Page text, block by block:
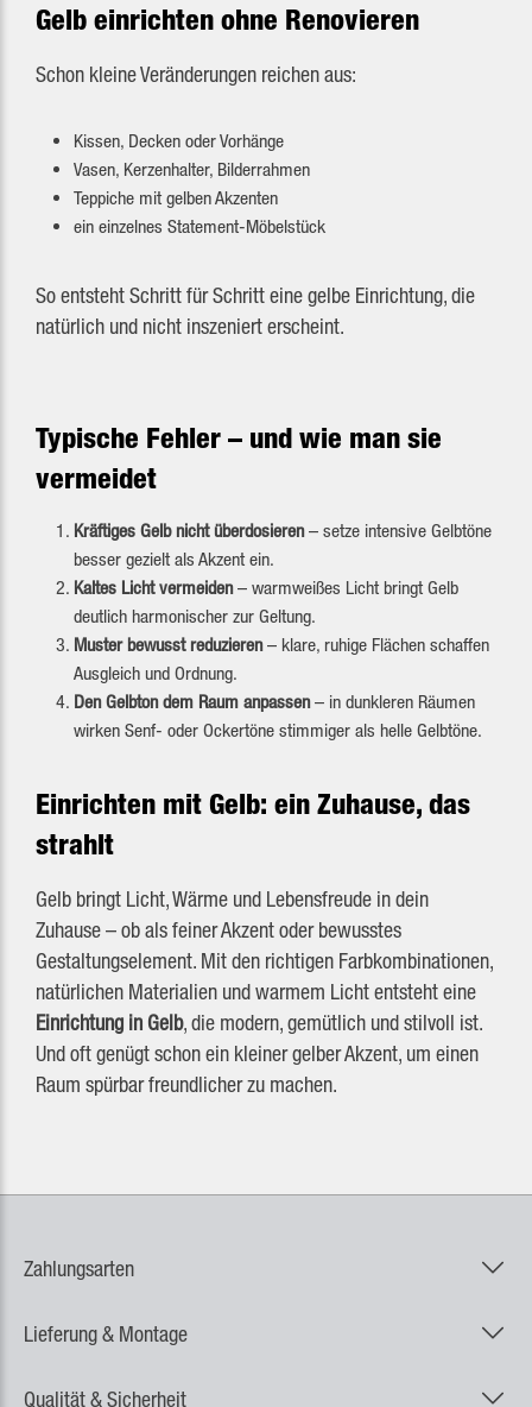
Gelb einrichten ohne Renovieren
Schon kleine Veränderungen reichen aus:
Kissen, Decken oder Vorhänge
Vasen, Kerzenhalter, Bilderrahmen
Teppiche mit gelben Akzenten
ein einzelnes Statement-Möbelstück
So entsteht Schritt für Schritt eine gelbe Einrichtung, die
natürlich und nicht inszeniert erscheint.
Typische Fehler – und wie man sie
vermeidet
Kräftiges Gelb nicht überdosieren– setze intensive Gelbtöne
besser gezielt als Akzent ein.
Kaltes Licht vermeiden– warmweißes Licht bringt Gelb
deutlich harmonischer zur Geltung.
Muster bewusst reduzieren– klare, ruhige Flächen schaffen
Ausgleich und Ordnung.
Den Gelbton dem Raum anpassen– in dunkleren Räumen
wirken Senf- oder Ockertöne stimmiger als helle Gelbtöne.
Einrichten mit Gelb: ein Zuhause, das
strahlt
Gelb bringt Licht, Wärme und Lebensfreude in dein
Zuhause – ob als feiner Akzent oder bewusstes
Gestaltungselement. Mit den richtigen Farbkombinationen,
natürlichen Materialien und warmem Licht entsteht eine
Einrichtung in Gelb, die modern, gemütlich und stilvoll ist.
Und oft genügt schon ein kleiner gelber Akzent, um einen
Raum spürbar freundlicher zu machen.
Zahlungsarten
Lieferung & Montage
Qualität & Sicherheit